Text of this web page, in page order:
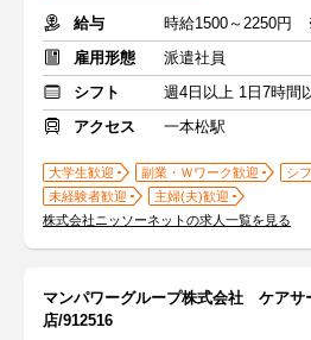
給与
時給1500～2250円
雇用形態
派遣社員
シフト
週4日以上 1日7時間
アクセス
一本松駅
大学生歓迎 副業・Ｗワーク歓迎
シ
未経験者歓迎
主婦(夫)歓迎
株式会社ニッソーネットの求人一覧を見る
マンパワーグループ株式会社 ケア
店/912516